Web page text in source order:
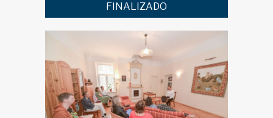
FINALIZADO